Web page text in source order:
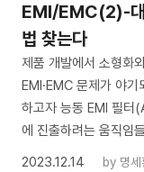
EMI/EMC(2)-대
법 찾는다
제품 개발에서 소형화
EMI·EMC 문제가 야
하고자 능동 EMI 필
에 진출하려는 움직임
2023.12.14
by 명